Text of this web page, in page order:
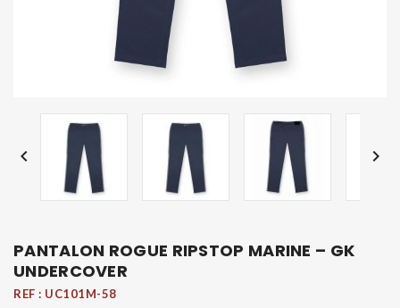
 
PANTALON ROGUE RIPSTOP MARINE – GK
UNDERCOVER
REF : UC101M-58